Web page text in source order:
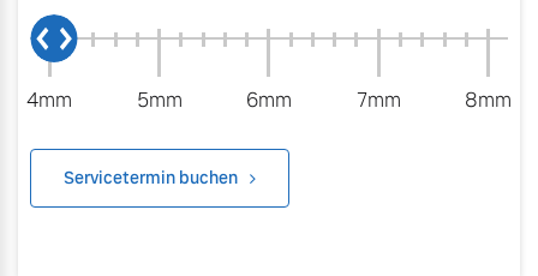
4mm 5mm 6mm 7mm 8mm
Servicetermin buchen